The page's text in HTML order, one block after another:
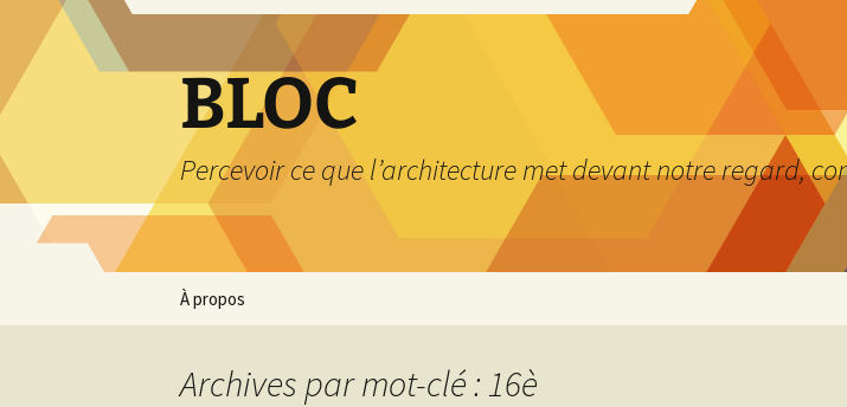
contenu
BLOC
Percevoir ce que l’architecture met devant notre regard,
À propos
Archives par mot-clé : 16è